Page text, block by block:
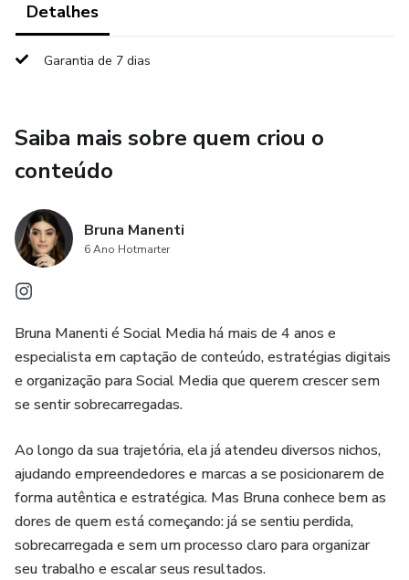
Detalhes
Garantia de 7 dias
Saiba mais sobre quem criou o
conteúdo
Bruna Manenti
6 Ano Hotmarter
Bruna Manenti é Social Media há mais de 4 anos e
especialista em captação de conteúdo, estratégias digitais
e organização para Social Media que querem crescer sem
se sentir sobrecarregadas.
Ao longo da sua trajetória, ela já atendeu diversos nichos,
ajudando empreendedores e marcas a se posicionarem de
forma autêntica e estratégica. Mas Bruna conhece bem as
dores de quem está começando: já se sentiu perdida,
sobrecarregada e sem um processo claro para organizar
seu trabalho e escalar seus resultados.